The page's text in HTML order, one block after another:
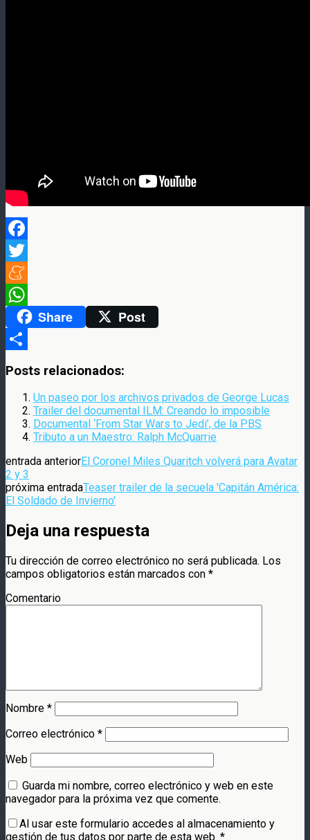
Facebook
Twitter
Meneame
WhatsAppShare Post
Posts relacionados:
Un paseo por los archivos privados de George Lucas
Trailer del documental ILM: Creando lo imposible
Documental ‘From Star Wars to Jedi’, de la PBS
Tributo a un Maestro: Ralph McQuarrie
entrada anteriorEl Coronel Miles Quaritch volverá para Avatar
2 y 3
próxima entradaTeaser trailer de la secuela 'Capitán América:
El Soldado de Invierno'
Deja una respuesta
Tu dirección de correo electrónico no será publicada. Los
campos obligatorios están marcados con *
Comentario
Nombre *
Correo electrónico *
Web
Guarda mi nombre, correo electrónico y web en este
navegador para la próxima vez que comente.
Al usar este formulario accedes al almacenamiento y
gestión de tus datos por parte de esta web. *